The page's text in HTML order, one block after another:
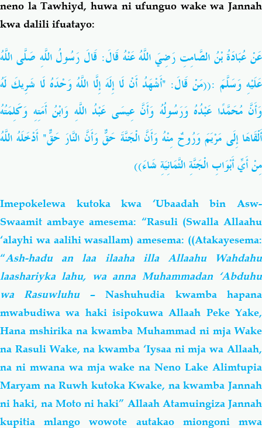
neno la Tawhiyd, huwa ni ufunguo wake wa Jannah
kwa dalili ifuatayo:
عَنْ عُبَادَةُ بْنُ الصَّامِتِ رَضِيَ اللَّهُ عَنْهُ قَالَ: قَالَ رَسُولُ اللَّهِ صَلَّى اللَّهُ
عَلَيْهِ وَسَلَّمَ :((مَنْ قَالَ: "أَشْهَدُ أَنْ لَا إِلَهَ إِلَّا اللَّهُ وَحْدَهُ لَا شَرِيكَ لَهُ
وَأَنَّ مُحَمَّدًا عَبْدُهُ وَرَسُولُهُ وَأَنَّ عِيسَى عَبْدُ اللَّهِ وَابْنُ أَمَتِهِ وَكَلِمَتُهُ
أَلْقَاهَا إِلَى مَرْيَمَ وَرُوحٌ مِنْهُ وَأَنَّ الْجَنَّةَ حَقٌّ وَأَنَّ النَّارَ حَقٌّ" أَدْخَلَهُ اللَّهُ
مِنْ أَيِّ أَبْوَابِ الْجَنَّةِ الثَّمَانِيَةِ شَاءَ))
Imepokelewa kutoka kwa ‘Ubaadah bin Asw-
Swaamit ambaye amesema: “Rasuli (Swalla Allaahu
‘alayhi wa aalihi wasallam) amesema: ((Atakayesema:
“Ash-hadu an laa ilaaha illa Allaahu Wahdahu
laashariyka lahu, wa anna Muhammadan ‘Abduhu
wa Rasuwluhu – Nashuhudia kwamba hapana
mwabudiwa wa haki isipokuwa Allaah Peke Yake,
Hana mshirika na kwamba Muhammad ni mja Wake
na Rasuli Wake, na kwamba ‘Iysaa ni mja wa Allaah,
na ni mwana wa mja wake na Neno Lake Alimtupia
Maryam na Ruwh kutoka Kwake, na kwamba Jannah
ni haki, na Moto ni haki” Allaah Atamuingiza Jannah
kupitia mlango wowote autakao miongoni mwa